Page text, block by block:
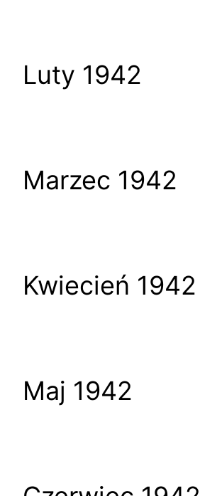
Luty 1942
Marzec 1942
Kwiecień 1942
Maj 1942